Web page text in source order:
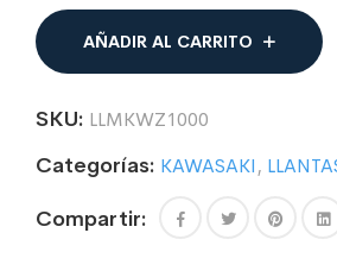
DE
MOTO
COMPATIBLE
KAWASAKI
cantidad
AÑADIR AL CARRITO
SKU: LLMKWZ1000
Categorías: KAWASAKI,
Compartir: